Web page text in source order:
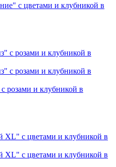
с цветами и клубникой в
розами и клубникой в